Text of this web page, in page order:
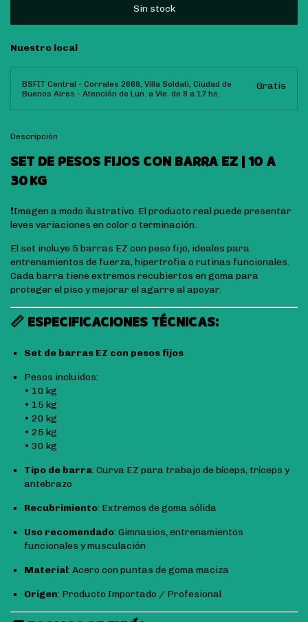
Nuestro local
BSFIT Central - Corrales 2668, Villa Soldati, Ciudad de
Buenos Aires - Atención de Lun. a Vie. de 8 a 17 hs.
Gratis
Descripción
SET DE PESOS FIJOS CON BARRA EZ | 10 A
30 KG
❗Imagen a modo ilustrativo. El producto real puede presentar
leves variaciones en color o terminación.
El set incluye 5 barras EZ con peso fijo, ideales para
entrenamientos de fuerza, hipertrofia o rutinas funcionales.
Cada barra tiene extremos recubiertos en goma para
proteger el piso y mejorar el agarre al apoyar.
📏 ESPECIFICACIONES TÉCNICAS:
Set de barras EZ con pesos fijos
Pesos incluidos:
• 10 kg
• 15 kg
• 20 kg
• 25 kg
• 30 kg
Tipo de barra: Curva EZ para trabajo de bíceps, tríceps y
antebrazo
Recubrimiento: Extremos de goma sólida
Uso recomendado: Gimnasios, entrenamientos
funcionales y musculación
Material: Acero con puntas de goma maciza
Origen: Producto Importado / Profesional